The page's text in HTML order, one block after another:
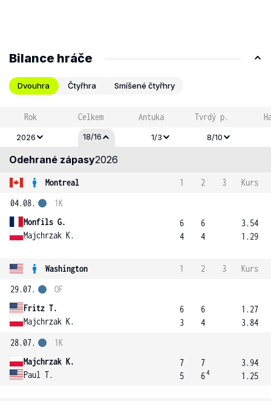
Bilance hráče
Dvouhra Čtyřhra Smíšené čtyřhry
Rok Celkem Antuka Tvrdý p.
2026 18/16 1/3 8/10
Odehrané zápasy2026
Montreal 1 2 3
Kurs
04.08.
Monfils G.
Majchrzak K.
1K
6
4
6
4
3.54
1.29
Washington 1 2 3
Kurs
29.07.
Fritz T.
Majchrzak K.
OF
6
3
6
4
1.27
3.84
28.07.
Majchrzak K.
Paul T.
1K
7
5
7
64
3.94
1.25